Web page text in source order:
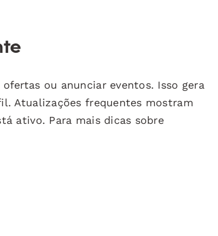
ou anunciar eventos. Isso gera
Atualizações frequentes mostram
ativo. Para mais dicas sobre